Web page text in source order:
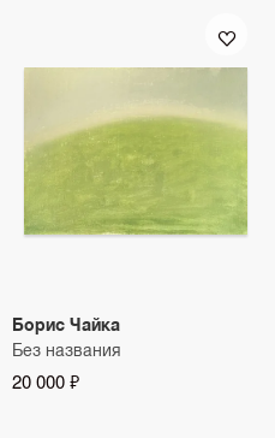
Борис Чайка
Без названия
20 000 ₽